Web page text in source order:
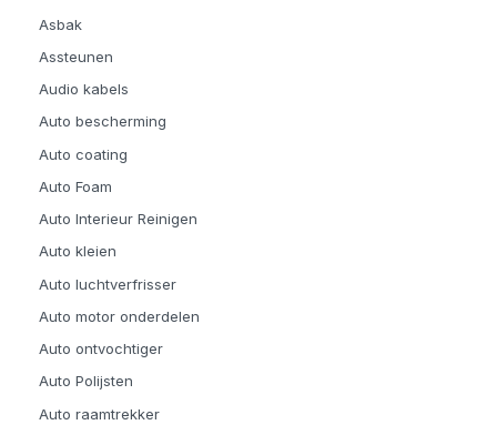
Asbak
Assteunen
Audio kabels
Auto bescherming
Auto coating
Auto Foam
Auto Interieur Reinigen
Auto kleien
Auto luchtverfrisser
Auto motor onderdelen
Auto ontvochtiger
Auto Polijsten
Auto raamtrekker